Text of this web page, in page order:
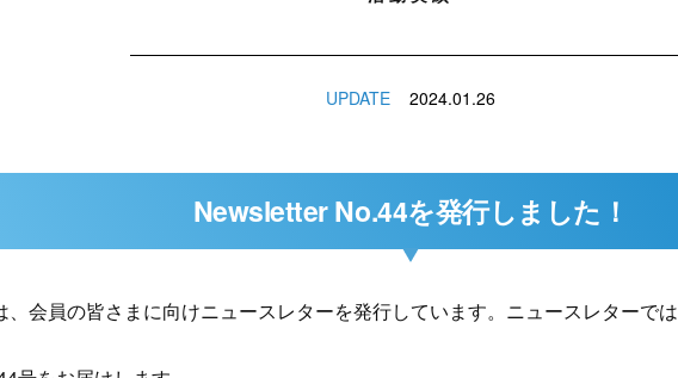
UPDATE 2024.01.26
Newsletter No.44を発行しました！
会員の皆さまに向けニュースレターを発行しています。ニュースレターで